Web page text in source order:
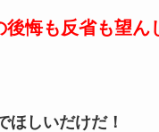
後悔も反省も望ん
ほしいだけだ！